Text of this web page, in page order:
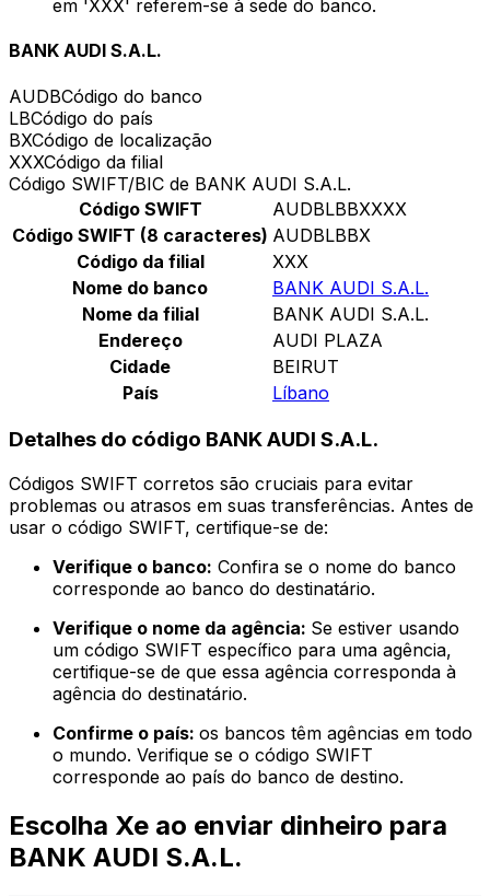
em 'XXX' referem-se à sede do banco.
BANK AUDI S.A.L.
AUDBCódigo do banco
LBCódigo do país
BXCódigo de localização
XXXCódigo da filial
Código SWIFT/BIC de BANK AUDI S.A.L.
Código SWIFT
AUDBLBBXXXX
Código SWIFT (8 caracteres) AUDBLBBX
Código da filial
XXX
Nome do banco
BANK AUDI S.A.L.
Nome da filial
BANK AUDI S.A.L.
Endereço
AUDI PLAZA
Cidade
BEIRUT
País
Líbano
Detalhes do código BANK AUDI S.A.L.
Códigos SWIFT corretos são cruciais para evitar
problemas ou atrasos em suas transferências. Antes de
usar o código SWIFT, certifique-se de:
Verifique o banco: Confira se o nome do banco
corresponde ao banco do destinatário.
Verifique o nome da agência: Se estiver usando
um código SWIFT específico para uma agência,
certifique-se de que essa agência corresponda à
agência do destinatário.
Confirme o país: os bancos têm agências em todo
o mundo. Verifique se o código SWIFT
corresponde ao país do banco de destino.
Escolha Xe ao enviar dinheiro para
BANK AUDI S.A.L.